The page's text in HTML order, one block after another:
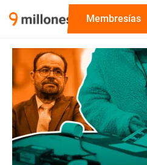
Membresías